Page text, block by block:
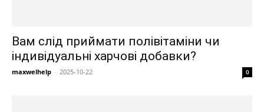
Вам слід приймати полівітаміни чи
індивідуальні харчові добавки?
maxwelhelp - 2025-10-22 0